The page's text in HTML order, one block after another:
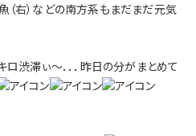
（右）などの南方系もまだまだ元気
渋滞ぃ～．．．昨日の分がまとめて